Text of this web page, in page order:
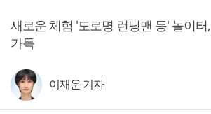
새로운 체험 '도로명 런닝맨 등' 놀이
가득
이재운 기자